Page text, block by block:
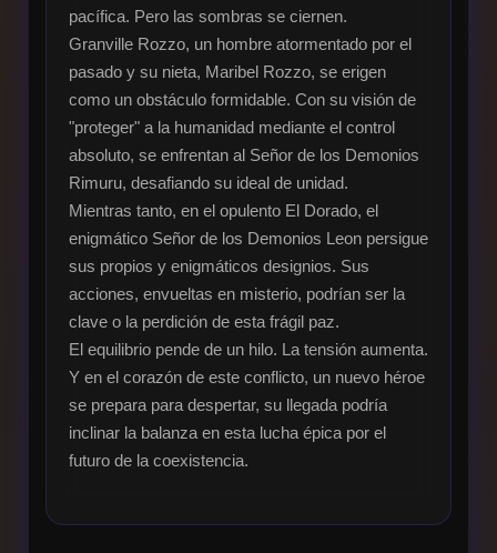
pacífica. Pero las sombras se ciernen.
Granville Rozzo, un hombre atormentado por el
pasado y su nieta, Maribel Rozzo, se erigen
como un obstáculo formidable. Con su visión de
"proteger" a la humanidad mediante el control
absoluto, se enfrentan al Señor de los Demonios
Rimuru, desafiando su ideal de unidad.
Mientras tanto, en el opulento El Dorado, el
enigmático Señor de los Demonios Leon persigue
sus propios y enigmáticos designios. Sus
acciones, envueltas en misterio, podrían ser la
clave o la perdición de esta frágil paz.
El equilibrio pende de un hilo. La tensión aumenta.
Y en el corazón de este conflicto, un nuevo héroe
se prepara para despertar, su llegada podría
inclinar la balanza en esta lucha épica por el
futuro de la coexistencia.